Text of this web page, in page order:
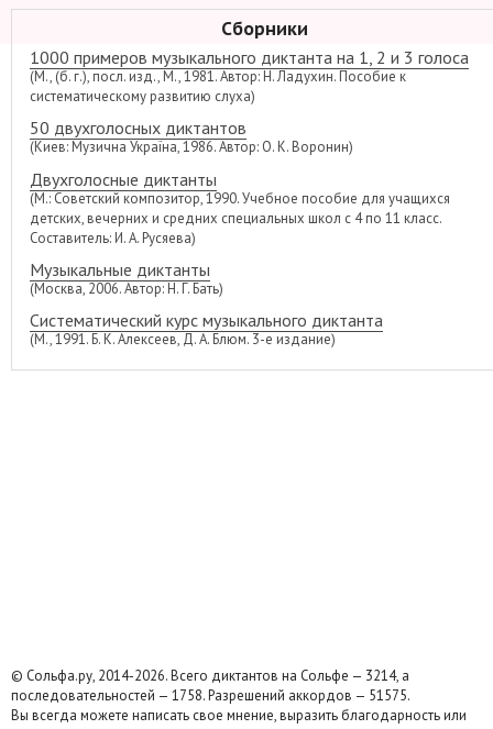
Сборники
1000 примеров музыкального диктанта на 1, 2 и 3 голоса
(М., (б. г.), посл. изд., М., 1981. Автор: Н. Ладухин. Пособие к
систематическому развитию слуха)
50 двухголосных диктантов
(Киев: Музична Україна, 1986. Автор: О. К. Воронин)
Двухголосные диктанты
(М.: Советский композитор, 1990. Учебное пособие для учащихся
детских, вечерних и средних специальных школ с 4 по 11 класс.
Составитель: И. А. Русяева)
Музыкальные диктанты
(Москва, 2006. Автор: Н. Г. Бать)
Систематический курс музыкального диктанта
(М., 1991. Б. К. Алексеев, Д. А. Блюм. 3-е издание)
© Сольфа.ру, 2014-2026. Всего диктантов на Сольфе — 3214, а
последовательностей — 1758. Разрешений аккордов — 51575.
Вы всегда можете написать свое мнение, выразить благодарность или